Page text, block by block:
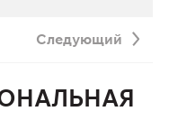
Следующий